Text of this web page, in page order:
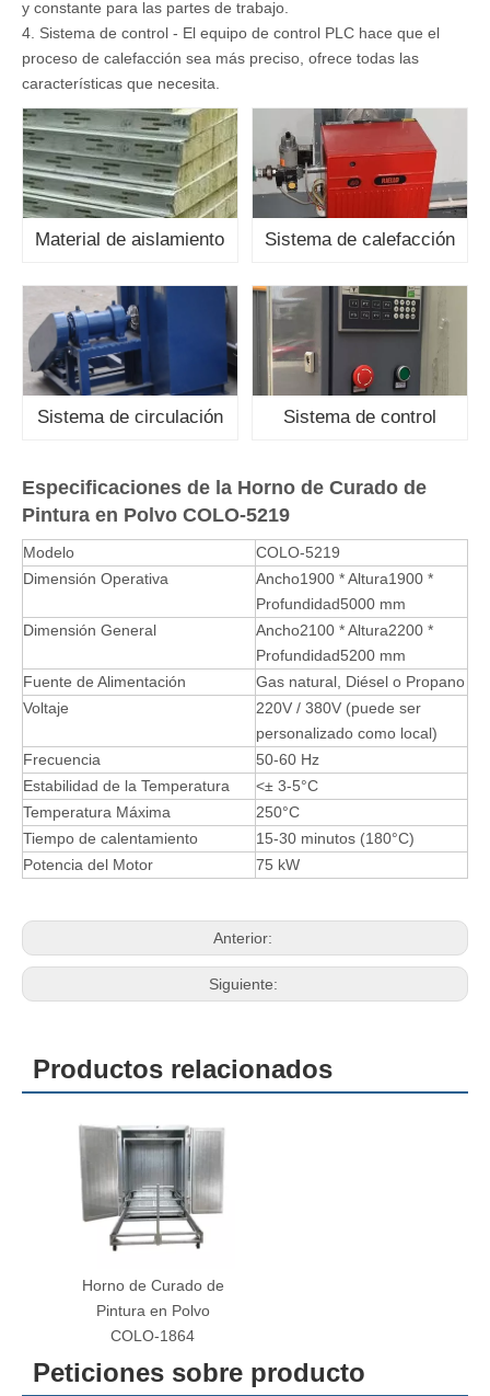
y constante para las partes de trabajo.
4. Sistema de control - El equipo de control PLC hace que el
proceso de calefacción sea más preciso, ofrece todas las
características que necesita.
Material de aislamiento Sistema de calefacción
Sistema de circulación Sistema de control
Especificaciones de la Horno de Curado de
Pintura en Polvo COLO-5219
Modelo
COLO-5219
Dimensión Operativa
Ancho1900 * Altura1900 *
Profundidad5000 mm
Dimensión General
Ancho2100 * Altura2200 *
Profundidad5200 mm
Fuente de Alimentación
Gas natural, Diésel o Propano
Voltaje
220V / 380V (puede ser
personalizado como local)
Frecuencia
50-60 Hz
Estabilidad de la Temperatura
<± 3-5°C
Temperatura Máxima
250°C
Tiempo de calentamiento
15-30 minutos (180°C)
Potencia del Motor
75 kW
Anterior:
Siguiente:
Productos relacionados
Horno de Curado de
Pintura en Polvo
COLO-1864
Peticiones sobre producto